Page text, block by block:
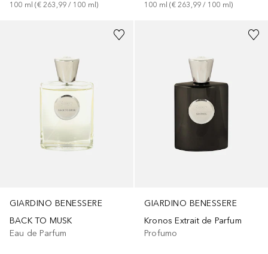
100 ml (€ 263,99 / 100 ml) 100 ml (€ 263,99 / 100 ml)
GIARDINO BENESSERE
BACK TO MUSK
Eau de Parfum
GIARDINO BENESSERE
Kronos Extrait de Parfum
Profumo